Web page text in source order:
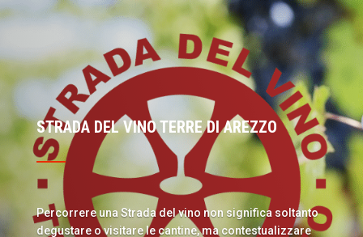
STRADA DEL VINO TERRE DI AREZZO
Percorrere una Strada del vino non significa soltanto
degustare o visitare le cantine, ma contestualizzare